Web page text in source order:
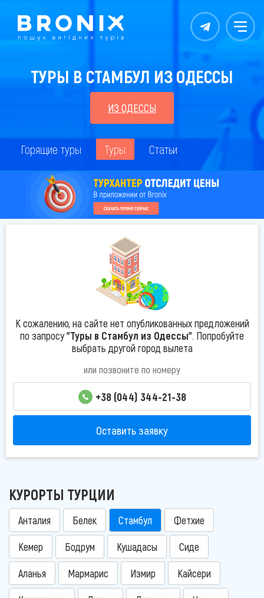
Контакты Меню
ТУРЫ В СТАМБУЛ ИЗ ОДЕССЫ
ИЗ ОДЕССЫ
Горящие туры Туры Статьи
К сожалению, на сайте нет опубликованных предложений
по запросу"Туры в Стамбул из Одессы". Попробуйте
выбрать другой город вылета
или позвоните по номеру
+38 (044) 344-21-38
Оставить заявку
КУРОРТЫ ТУРЦИИ
Анталия Белек Стамбул Фетхие
Кемер Бодрум Кушадасы Сиде
Аланья Мармарис Измир Кайсери